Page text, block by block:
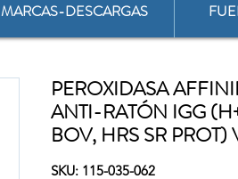
MARCAS-DESCARGAS
PEROXIDASA
ANTI-RATÓN IGG
BOV, HRS SR PROT)
SKU: 115-035-062